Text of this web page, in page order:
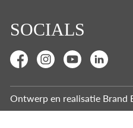
SOCIALS
Ontwerp en realisatie Brand